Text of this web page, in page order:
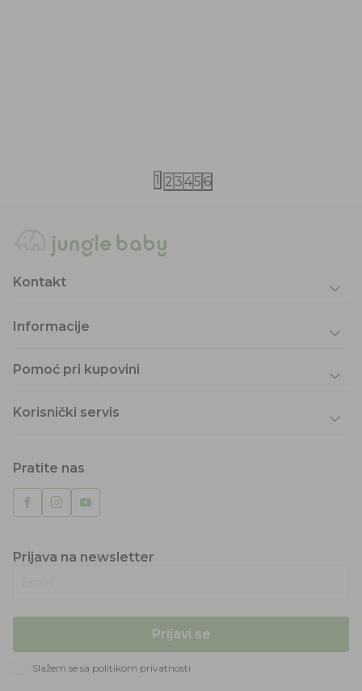
1 2 345 6
Kontakt
Informacije
Pomoć pri kupovini
Korisnički servis
Pratite nas
Prijava na newsletter
Prijavi se
Slažem se sa politikom privatnosti